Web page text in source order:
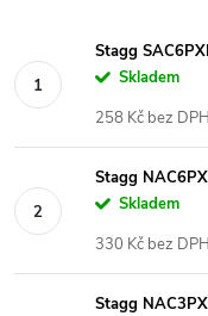
Stagg
Skladem
258 Kč bez DPH
Stagg
Skladem
330 Kč bez DPH
Stagg